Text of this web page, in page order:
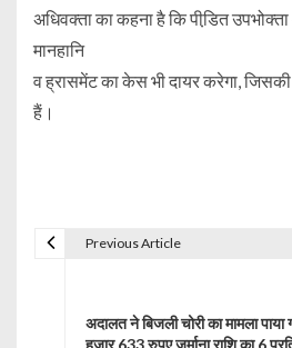
अधिवक्ता का कहना है कि पीडि़त
मानहानि
व ह्रासमेंट का केस भी दायर करेगा,
हैं।
Previous Article
अदालत ने बिजली चोरी का मामला
हजार 633 रुपए जुर्माना राशि का 6